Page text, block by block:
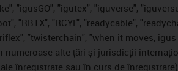
"igusGO", "igutex", "iguverse",
"RCYL", "readycable",
"twisterchain", "when it moves,
alte țări și jurisdicții
înregistrate sau în curs de